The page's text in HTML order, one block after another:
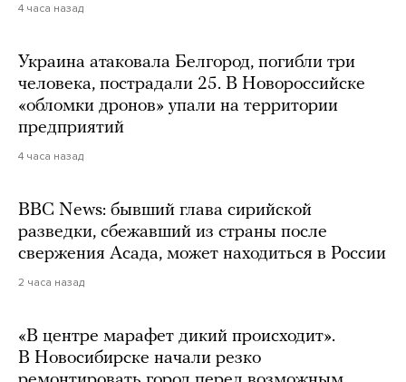
4 часа назад
Украина атаковала Белгород, погибли три
человека, пострадали 25. В Новороссийске
«обломки дронов» упали на территории
предприятий
4 часа назад
BBC News: бывший глава сирийской
разведки, сбежавший из страны после
свержения Асада, может находиться в России
2 часа назад
«В центре марафет дикий происходит».
В Новосибирске начали резко